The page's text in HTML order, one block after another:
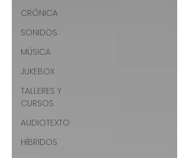
CRÓNICA
SONIDOS
MÚSICA
JUKEBOX
TALLERES Y
CURSOS
AUDIOTEXTO
HÍBRIDOS